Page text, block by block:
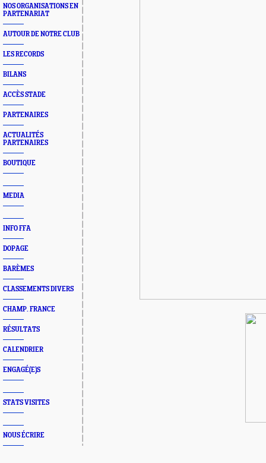
NOS ORGANISATIONS EN
PARTENARIAT
AUTOUR DE NOTRE CLUB
LES RECORDS
BILANS
ACCÈS STADE
PARTENAIRES
ACTUALITÉS
PARTENAIRES
BOUTIQUE
MEDIA
INFO FFA
DOPAGE
BARÈMES
CLASSEMENTS DIVERS
CHAMP. FRANCE
RÉSULTATS
CALENDRIER
ENGAGÉ(E)S
STATS VISITES
NOUS ÉCRIRE